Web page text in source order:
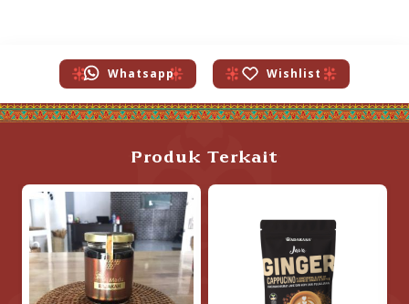
Whatsapp Wishlist
Produk Terkait